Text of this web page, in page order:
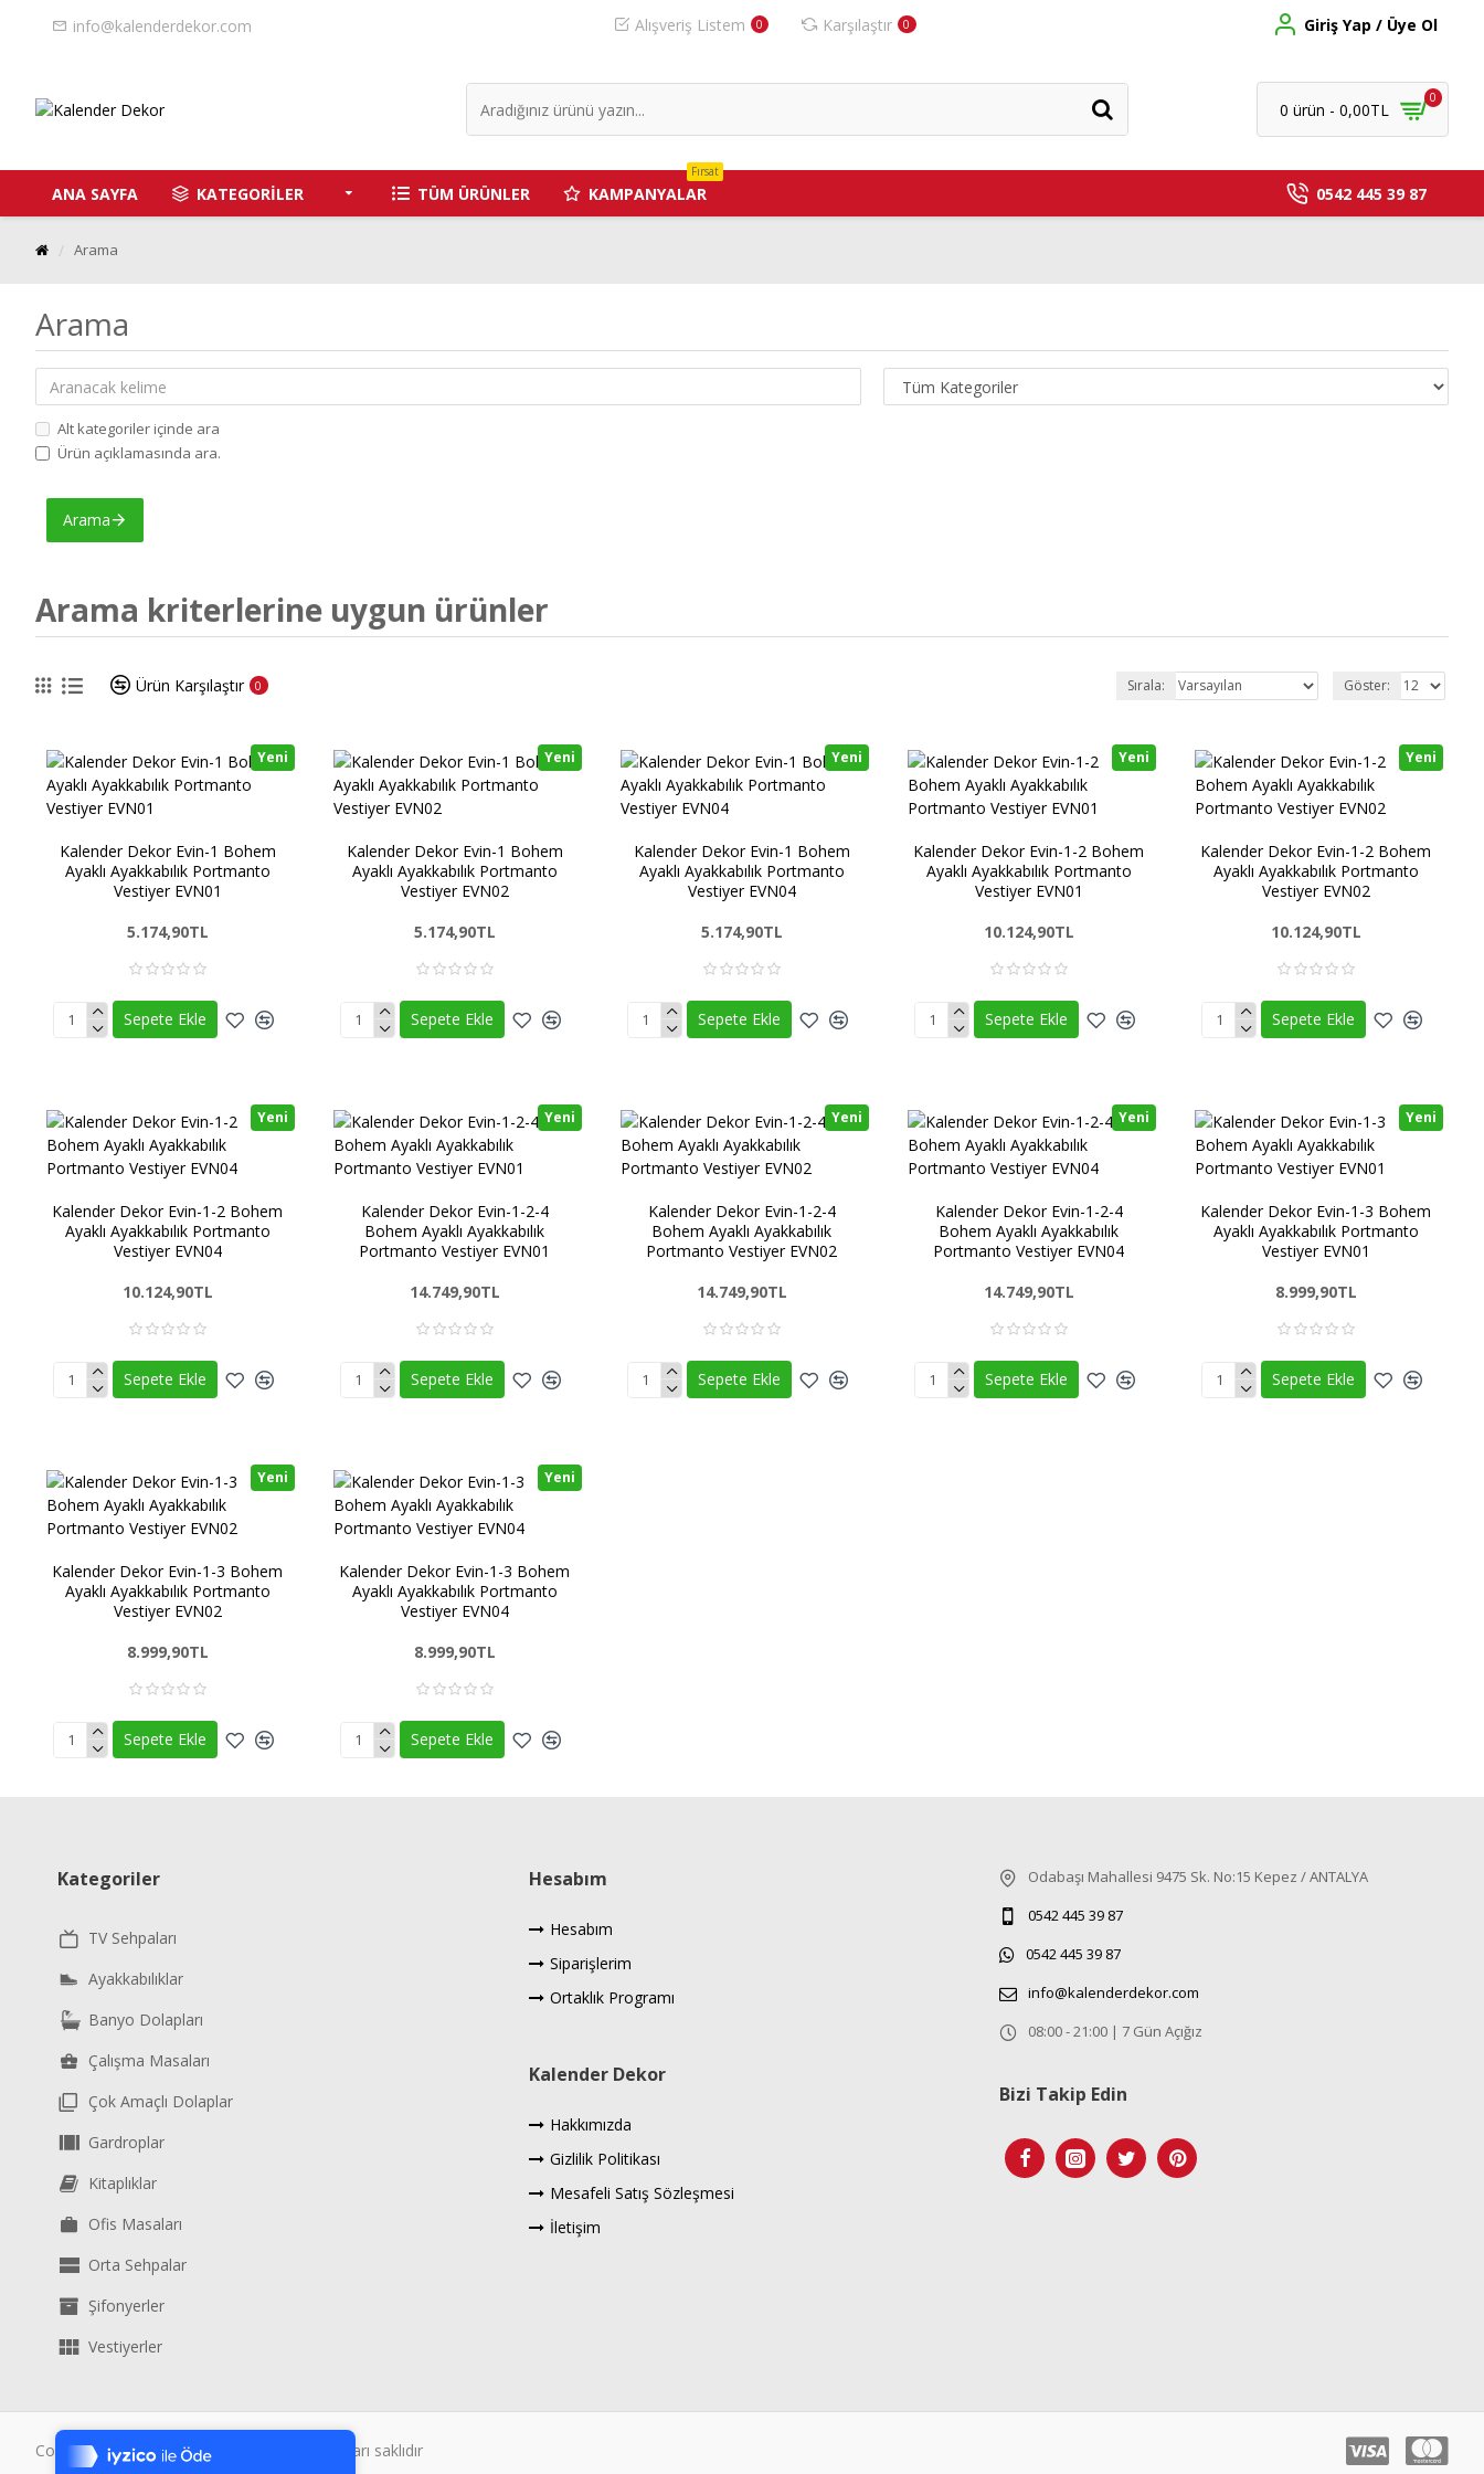
7/24 Canlı Destek
%100 Sorunsuz Alışveriş
info@kalenderdekor.com Alışveriş Listem 0 Karşılaştır 0 Giriş Yap / Üye Ol
0 ürün - 0,00TL
0
ANA SAYFA KATEGORİLER TÜM ÜRÜNLER KAMPANYALAR
Fırsat
0542 445 39 87
Arama
Arama
Alt kategoriler içinde ara
Ürün açıklamasında ara.
Arama
Arama kriterlerine uygun ürünler
Ürün Karşılaştır 0 Sırala: Göster:
Yeni
Kalender Dekor Evin-1 Bohem
Ayaklı Ayakkabılık Portmanto
Vestiyer EVN01
5.174,90TL
Sepete Ekle
Yeni
Kalender Dekor Evin-1 Bohem
Ayaklı Ayakkabılık Portmanto
Vestiyer EVN02
5.174,90TL
Sepete Ekle
Yeni
Kalender Dekor Evin-1 Bohem
Ayaklı Ayakkabılık Portmanto
Vestiyer EVN04
5.174,90TL
Sepete Ekle
Yeni
Kalender Dekor Evin-1-2 Bohem
Ayaklı Ayakkabılık Portmanto
Vestiyer EVN01
10.124,90TL
Sepete Ekle
Yeni
Kalender Dekor Evin-1-2 Bohem
Ayaklı Ayakkabılık Portmanto
Vestiyer EVN02
10.124,90TL
Sepete Ekle
Yeni
Kalender Dekor Evin-1-2 Bohem
Ayaklı Ayakkabılık Portmanto
Vestiyer EVN04
10.124,90TL
Sepete Ekle
Yeni
Kalender Dekor Evin-1-2-4
Bohem Ayaklı Ayakkabılık
Portmanto Vestiyer EVN01
14.749,90TL
Sepete Ekle
Yeni
Kalender Dekor Evin-1-2-4
Bohem Ayaklı Ayakkabılık
Portmanto Vestiyer EVN02
14.749,90TL
Sepete Ekle
Yeni
Kalender Dekor Evin-1-2-4
Bohem Ayaklı Ayakkabılık
Portmanto Vestiyer EVN04
14.749,90TL
Sepete Ekle
Yeni
Kalender Dekor Evin-1-3 Bohem
Ayaklı Ayakkabılık Portmanto
Vestiyer EVN01
8.999,90TL
Sepete Ekle
Yeni
Kalender Dekor Evin-1-3 Bohem
Ayaklı Ayakkabılık Portmanto
Vestiyer EVN02
8.999,90TL
Sepete Ekle
Yeni
Kalender Dekor Evin-1-3 Bohem
Ayaklı Ayakkabılık Portmanto
Vestiyer EVN04
8.999,90TL
Sepete Ekle
Kategoriler
TV Sehpaları
Ayakkabılıklar
Banyo Dolapları
Çalışma Masaları
Çok Amaçlı Dolaplar
Gardroplar
Kitaplıklar
Ofis Masaları
Orta Sehpalar
Şifonyerler
Vestiyerler
Hesabım
Hesabım
Siparişlerim
Ortaklık Programı
Kalender Dekor
Hakkımızda
Gizlilik Politikası
Mesafeli Satış Sözleşmesi
İletişim
Odabaşı Mahallesi 9475 Sk. No:15 Kepez / ANTALYA
0542 445 39 87
0542 445 39 87
info@kalenderdekor.com
08:00 - 21:00 | 7 Gün Açığız
Bizi Takip Edin
Copyright © 2019, Kalender Dekor Tüm hakları saklıdır